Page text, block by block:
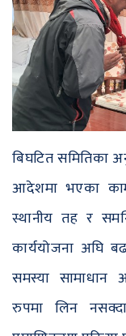
बिघटित समितिका
आदेशमा भएका
स्थानीय तह र
कार्ययोजना अघि
समस्या सामाधान
रुपमा लिन